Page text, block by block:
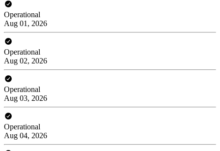
Operational
Aug 01, 2026
Operational
Aug 02, 2026
Operational
Aug 03, 2026
Operational
Aug 04, 2026